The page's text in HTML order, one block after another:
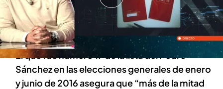
Julián Galán era militante del PSOE desde 1996
pero decidió irse del partido cuando Pedro
Sánchez anunció la amnistía
El que fue número 17 de la lista del Pedro
Sánchez en las elecciones generales de enero
y junio de 2016 asegura que “más de la mitad